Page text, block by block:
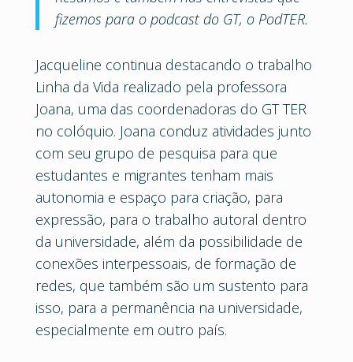
fizemos para o podcast do GT, o PodTER.
Jacqueline continua destacando o trabalho
Linha da Vida realizado pela professora
Joana, uma das coordenadoras do GT TER
no colóquio. Joana conduz atividades junto
com seu grupo de pesquisa para que
estudantes e migrantes tenham mais
autonomia e espaço para criação, para
expressão, para o trabalho autoral dentro
da universidade, além da possibilidade de
conexões interpessoais, de formação de
redes, que também são um sustento para
isso, para a permanência na universidade,
especialmente em outro país.